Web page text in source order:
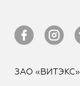
ЗАО «ВИТЭКС»